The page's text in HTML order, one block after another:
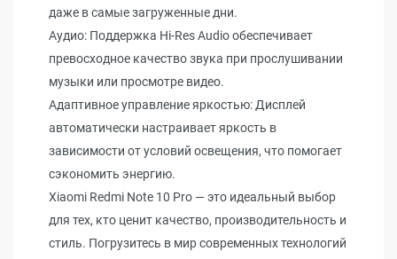
даже в самые загруженные дни.
Аудио: Поддержка Hi-Res Audio обеспечивает
превосходное качество звука при прослушивании
музыки или просмотре видео.
Адаптивное управление яркостью: Дисплей
автоматически настраивает яркость в
зависимости от условий освещения, что помогает
сэкономить энергию.
Xiaomi Redmi Note 10 Pro — это идеальный выбор
для тех, кто ценит качество, производительность и
стиль. Погрузитесь в мир современных технологий